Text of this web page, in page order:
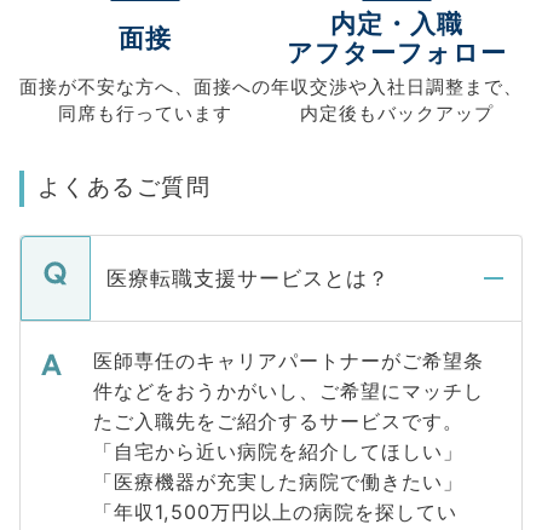
面接
面接が不安な方へ、 面接への
同席も行っています
内定・入職
アフターフォロー
年収交渉や入社日調整まで、
内定後もバックアップ
よくあるご質問
医療転職支援サービスとは？
医師専任のキャリアパートナーがご希望条
件などをおうかがいし、ご希望にマッチし
たご入職先をご紹介するサービスです。
「自宅から近い病院を紹介してほしい」
「医療機器が充実した病院で働きたい」
「年収1,500万円以上の病院を探してい